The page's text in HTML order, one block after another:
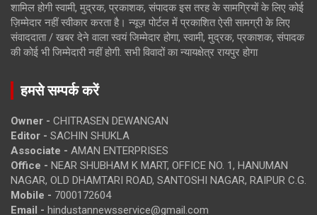
शामिल होगी स्वामी, मुद्रक, प्रकाशक, संपादक इस तरह के सामग्रियों के लिए कोई
ज़िम्मेदार नहीं स्वीकार करता है। न्यूज़ पोर्टल में प्रकाशित ऐसी सामग्री के लिए
संवाददाता / खबर देने वाला स्वयं जिम्मेदार होगा, स्वामी, मुद्रक, प्रकाशक, संपादक
की कोई भी जिम्मेदारी नहीं होगी. सभी विवादों का न्यायक्षेत्र रायपुर होगा
हमसे सम्पर्क करें
Owner - CHITRASEN DEWANGAN
Editor - SACHIN SHUKLA
Associate - AMAN ENTERPRISES
Office - NEAR SHUBHAM K MART, OFFICE NO. 1, HANUMAN
NAGAR, OLD DHAMTARI ROAD, SANTOSHI NAGAR, RAIPUR C.G.
Mobile - 7000172604
Email - hindustannewsservice@gmail.com